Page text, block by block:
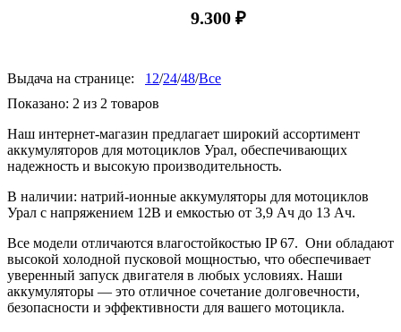
9.300 ₽
Выдача на странице: 12/24/48/Все
Показано: 2 из 2 товаров
Наш интернет-магазин предлагает широкий ассортимент
аккумуляторов для мотоциклов Урал, обеспечивающих
надежность и высокую производительность.
В наличии: натрий-ионные аккумуляторы для мотоциклов
Урал с напряжением 12В и емкостью от 3,9 Ач до 13 Ач.
Все модели отличаются влагостойкостью IP 67. Они обладают
высокой холодной пусковой мощностью, что обеспечивает
уверенный запуск двигателя в любых условиях. Наши
аккумуляторы — это отличное сочетание долговечности,
безопасности и эффективности для вашего мотоцикла.